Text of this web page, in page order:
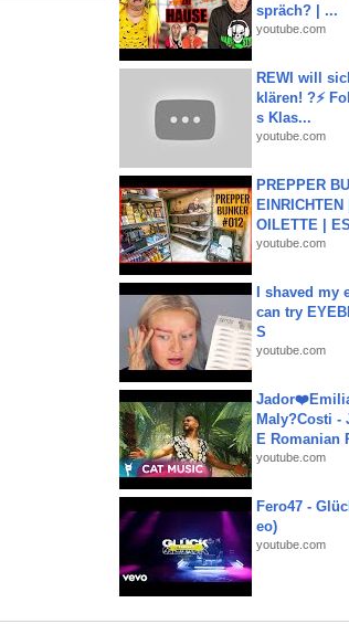
spräch? | ...
youtube.com
REWI will
klären! ?⚡️
s Klas...
youtube.com
PREPPER
OILETTE |
youtube.com
I shaved my
can try
S
youtube.com
Maly?Costi -
E Romanian
youtube.com
Fero47 -
eo)
youtube.com